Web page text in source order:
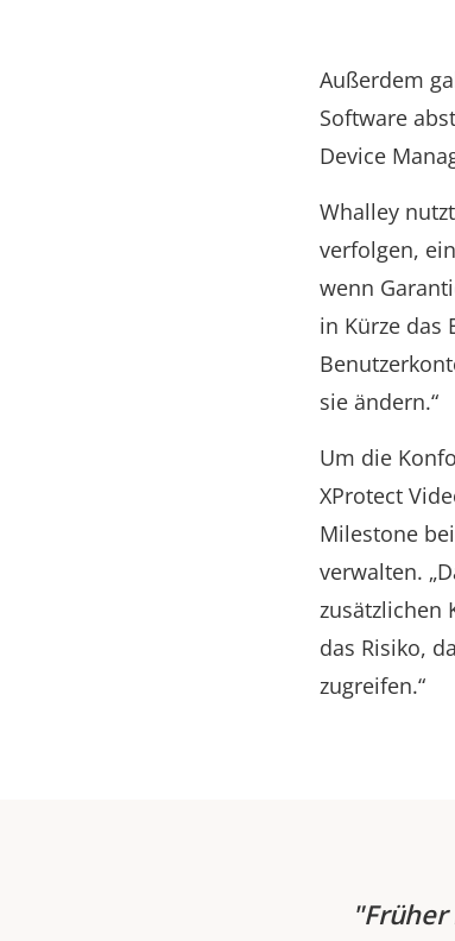
Außerdem
Software
Device
Whalley
verfolgen,
wenn
in Kürze das
sie ändern.“
Um die
XProtect
Milestone
verwalten.
zusätzlichen
das Risiko,
zugreifen.“
Früher